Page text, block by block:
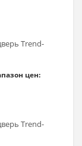
Trend-
цен:
Trend-